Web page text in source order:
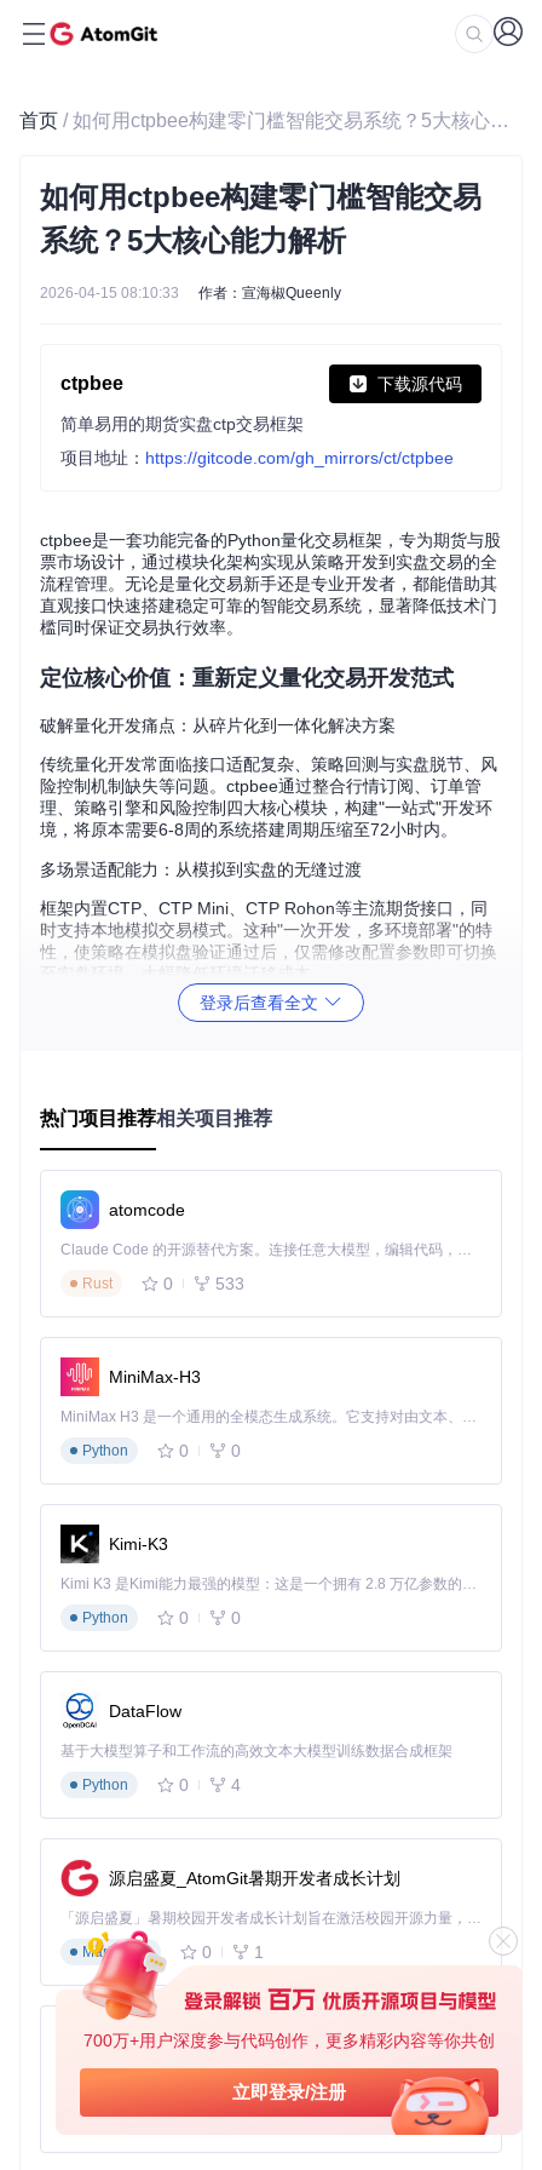
700万+用户深度参与代码创作，更多精彩内容等你共创
立即登录/注册
首页 / 如何用ctpbee构建零门槛智能交易系统？5大核心能力解析
如何用ctpbee构建零门槛智能交易
系统？5大核心能力解析
2026-04-15 08:10:33 作者：宣海椒Queenly
ctpbee 下载源代码
简单易用的期货实盘ctp交易框架
项目地址： https://gitcode.com/gh_mirrors/ct/ctpbee
ctpbee是一套功能完备的Python量化交易框架，专为期货与股
票市场设计，通过模块化架构实现从策略开发到实盘交易的全
流程管理。无论是量化交易新手还是专业开发者，都能借助其
直观接口快速搭建稳定可靠的智能交易系统，显著降低技术门
槛同时保证交易执行效率。
定位核心价值：重新定义量化交易开发范式
破解量化开发痛点：从碎片化到一体化解决方案
传统量化开发常面临接口适配复杂、策略回测与实盘脱节、风
险控制机制缺失等问题。ctpbee通过整合行情订阅、订单管
理、策略引擎和风险控制四大核心模块，构建"一站式"开发环
境，将原本需要6-8周的系统搭建周期压缩至72小时内。
多场景适配能力：从模拟到实盘的无缝过渡
框架内置CTP、CTP Mini、CTP Rohon等主流期货接口，同
时支持本地模拟交易模式。这种"一次开发，多环境部署"的特
性，使策略在模拟盘验证通过后，仅需修改配置参数即可切换
至实盘环境，大幅降低环境迁移成本。
性能与稳定性平衡：千万级订单处理的技术保障
制在8ms以内，远低于行业15ms的平均水平。
场景化应用：解决交易中的真实业务难题
构建高频交易策略：指标计算引擎深度解析
业务问题 ：如何在100ms内完成10个技术指标的实时计算与信
号生成？
口，将MACD、RSI等指标计算转化为numpy矩阵运算，配合
滑动窗口缓存机制，使指标更新延迟降低60%。
验证案例
示，系统能稳定处理每秒200+行情数据，信号生成延迟稳定在
45ms左右。
图：ctpbee回测报告界面展示资金曲线与每日盈亏分布，帮助
快速评估策略表现
实盘交易风险控制：动态仓位管理实践
业务问题：如何避免单一策略过度交易导致的风险暴露？
解决方案：通过ctpbee/data_handle/local_position.py实现动
损限额（默认5%），触发阈值时自动暂停交易并发送预警。
验证数据：在2023年商品期货波动周期中，该机制帮助用户将
最大回撤从18%控制在8%以内，年化收益提升12%。
实施路径：从零开始的智能交易系统搭建
环境部署：3步完成开发环境配置
获取源码
git
依赖安装
cd
初始化配置
复制examples/config.json模板，修改交易接口参数与策略
配置，3分钟完成系统初始化。
策略开发：50行代码实现双均线策略
登录后查看全文
热门项目推荐相关项目推荐
atomcode
Claude Code 的开源替代方案。连接任意大模型，编辑代码，运行命令，自动验证 — 全自动执行。用 Rust 构建，极致性能。 ｜ An open-source alternative to Claude Code. Connect any LLM, edit code, run commands, and verify changes — autonomously. Built in Rust for speed. Get Started
Rust
0 533
MiniMax-H3
MiniMax H3 是一个通用的全模态生成系统。它支持对由文本、图像、视频和音频组成的多模态上下文进行统一理解，并能生成分辨率高达 2K、时长可达 15 秒的带原生立体声音频的视频。得益于面向任务泛化的系统设计，H3 在预训练阶段就已具备广泛的多模态上下文理解与生成能力，能够出色地执行复杂的多模态指令。
Python
0 0
Kimi-K3
Kimi K3 是Kimi能力最强的模型：这是一个拥有 2.8 万亿参数的混合专家（MoE）模型，具备原生视觉理解能力，并支持 100 万 token 的上下文窗口。
Python
0 0
DataFlow
基于大模型算子和工作流的高效文本大模型训练数据合成框架
Python
0 4
源启盛夏_AtomGit暑期开发者成长计划
「源启盛夏」暑期校园开发者成长计划旨在激活校园开源力量，通过积分激励、认证扶持、资源倾斜等形式，引导高校组织和开发者完成「入驻 — 建项目 — 做贡献 — 获认证 — 得资源」的完整闭环。无论你是想带领社团入驻平台的组织者，还是希望用代码贡献证明自己的开发者，都能在这里找到属于你的成长路径。
Markdown
0 1
py-xiaozhi
基于Python的Xiaozhi AI，适用于想要完整Xiaozhi体验而无需拥有专用硬件的用户。
Python
0 1